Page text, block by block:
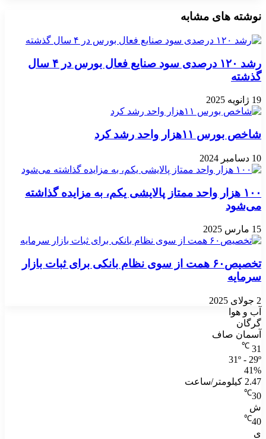
نوشته های مشابه
رشد ۱۲۰ درصدی سود صنایع فعال بورس در ۴ سال
گذشته
19 ژانویه 2025
شاخص بورس ۱۱هزار واحد رشد کرد
10 دسامبر 2024
۱۰۰ هزار واحد ممتاز پالایشی یکم، به مزایده گذاشته
می‌شود
15 مارس 2025
تخصیص۶۰ همت از سوی نظام بانکی برای ثبات بازار
سرمایه
2 جولای 2025
آب و هوا
گرگان
آسمان صاف
31
℃
31º - 29º
41%
2.47 کیلومتر/ساعت
30
℃
ش
40
℃
ی